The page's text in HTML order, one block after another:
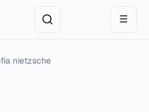
☰
nietzsche